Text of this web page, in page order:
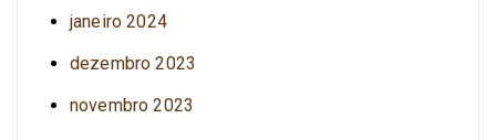
janeiro 2024
dezembro 2023
novembro 2023